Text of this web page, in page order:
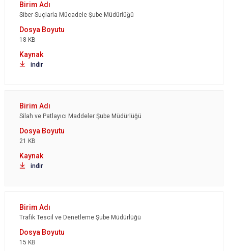
Siber Suçlarla Mücadele Şube Müdürlüğü
18 KB
indir
Silah ve Patlayıcı Maddeler Şube Müdürlüğü
21 KB
indir
Trafik Tescil ve Denetleme Şube Müdürlüğü
15 KB